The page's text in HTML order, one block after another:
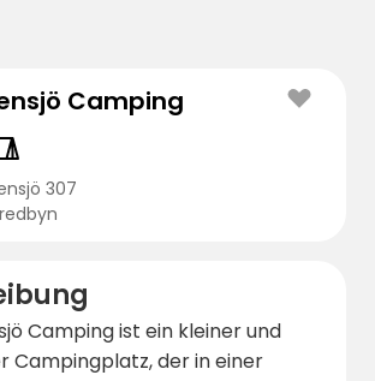
Camping
307
Camping ist ein kleiner und
Campingplatz, der in einer